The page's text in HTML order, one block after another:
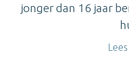
jonger dan 16 jaar